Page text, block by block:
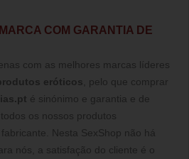
COM GARANTIA DE
com as melhores marcas líderes
eróticos , pelo que comprar
é sinónimo e garantia e de
os nossos produtos
Nesta SexShop não há
nós, a satisfação do cliente é o